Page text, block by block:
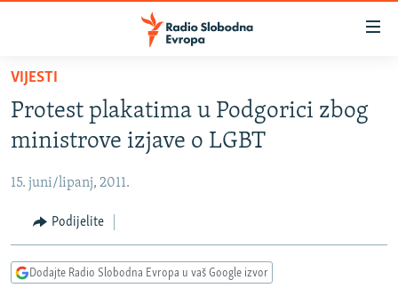
Pređite
glavni
sadržaj
na
navigaciju
Pređite
na
BOSNA I HERCEGOVINA
KOSOVO
CRNA GORA
VIDEO
PODCASTI
VIJESTI
Protest plakatima u Podgorici zbog
ministrove izjave o LGBT
15. juni/lipanj, 2011.
Podijelite
Dodajte Radio Slobodna Evropa u vaš Google izvor